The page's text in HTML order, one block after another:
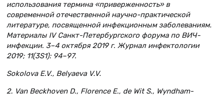
использования термина «приверженность» в
современной отечественной научно-практической
литературе, посвященной инфекционным заболеваниям.
Материалы IV Санкт-Петербургского форума по ВИЧ-
инфекции. 3–4 октября 2019 г. Журнал инфектологии
2019; 11(3S1): 94–97.
Sokolova E.V., Belyaeva V.V.
2. Van Beckhoven D., Florence E., de Wit S., Wyndham-